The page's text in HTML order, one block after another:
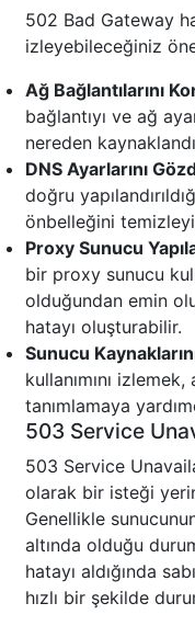
502 Bad Gateway
izleyebileceğiniz
Ağ Bağlantılarını
bağlantıyı ve ağ
nereden
DNS Ayarlarını
doğru
önbelleğini
Proxy Sunucu
bir proxy sunucu
olduğundan emin
hatayı oluşturabilir.
Sunucu
kullanımını izlemek,
tanımlamaya
503 Service
503 Service
olarak bir isteği
Genellikle
altında olduğu
hatayı aldığında
hızlı bir şekilde